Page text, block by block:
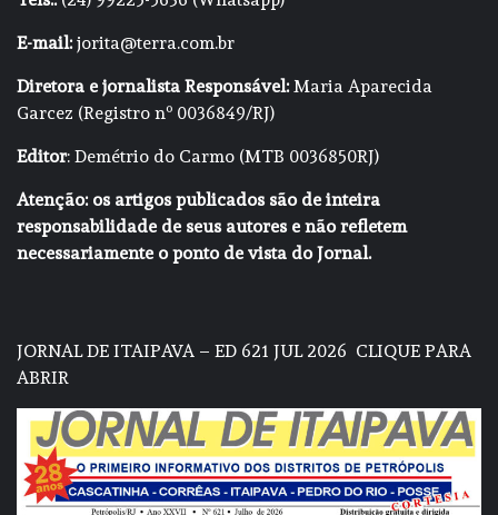
E-mail:jorita@terra.com.br
Diretora e jornalista Responsável:Maria Aparecida
Garcez (Registro nº 0036849/RJ)
Editor: Demétrio do Carmo (MTB 0036850RJ)
Atenção: os artigos publicados são de inteira
responsabilidade de seus autores e não refletem
necessariamente o ponto de vista do Jornal.
JORNAL DE ITAIPAVA – ED 621 JUL 2026 CLIQUE PARA
ABRIR